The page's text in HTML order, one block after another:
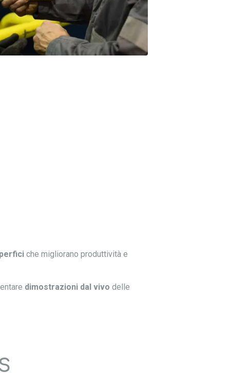
che migliorano produttività e
dimostrazioni dal vivo delle